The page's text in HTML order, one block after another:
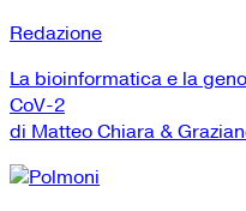
Redazione
La bioinformatica e la
CoV-2
di Matteo Chiara &